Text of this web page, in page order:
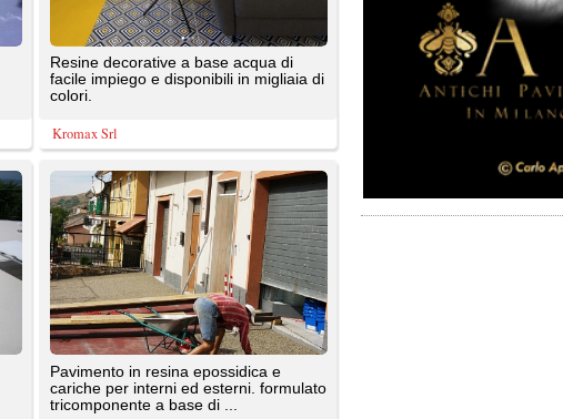
ed esterni. formulato
base di ...
Rita Raffaele
dall'aspetto
3 mm di spessore,
con ...